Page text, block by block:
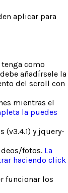
aplicar para
como
añadírsele la
del scroll con
mientras el
la puedes
(v3.4.1) y jquery-
fotos. La
haciendo click
funcionar los